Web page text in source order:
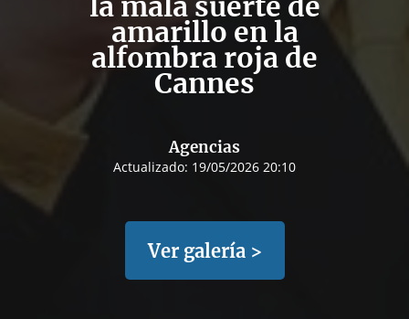
amarillo en la
alfombra roja de
Cannes
Agencias
Actualizado: 19/05/2026 20:10
Ver galería >